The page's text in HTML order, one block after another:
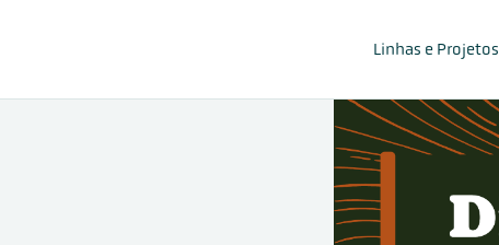
Linhas e Projetos